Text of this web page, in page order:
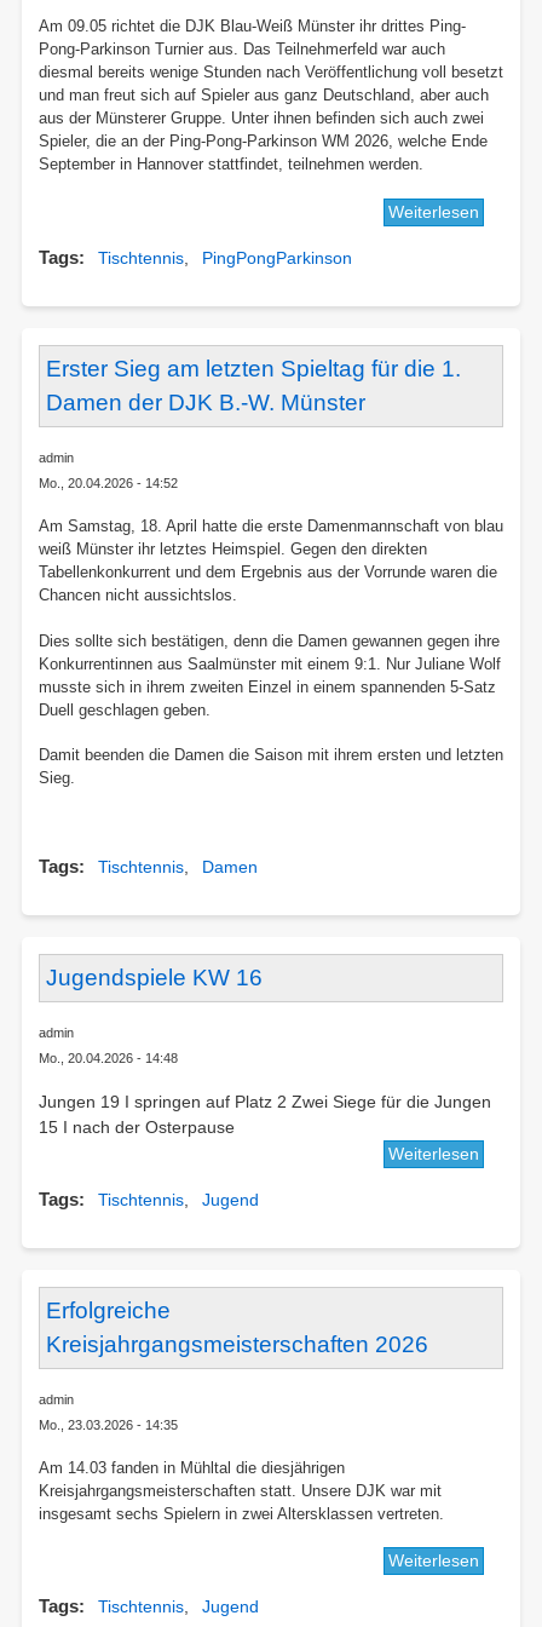
Am 09.05 richtet die DJK Blau-Weiß Münster ihr drittes Ping-
Pong-Parkinson Turnier aus. Das Teilnehmerfeld war auch
diesmal bereits wenige Stunden nach Veröffentlichung voll besetzt
und man freut sich auf Spieler aus ganz Deutschland, aber auch
aus der Münsterer Gruppe. Unter ihnen befinden sich auch zwei
Spieler, die an der Ping-Pong-Parkinson WM 2026, welche Ende
September in Hannover stattfindet, teilnehmen werden.
Weiterlesen
Tags Tischtennis PingPongParkinson
Erster Sieg am letzten Spieltag für die 1.
Damen der DJK B.-W. Münster
admin
Mo., 20.04.2026 - 14:52
Am Samstag, 18. April hatte die erste Damenmannschaft von blau
weiß Münster ihr letztes Heimspiel. Gegen den direkten
Tabellenkonkurrent und dem Ergebnis aus der Vorrunde waren die
Chancen nicht aussichtslos.
Dies sollte sich bestätigen, denn die Damen gewannen gegen ihre
Konkurrentinnen aus Saalmünster mit einem 9:1. Nur Juliane Wolf
musste sich in ihrem zweiten Einzel in einem spannenden 5-Satz
Duell geschlagen geben.
Damit beenden die Damen die Saison mit ihrem ersten und letzten
Sieg.
Tags Tischtennis Damen
Jugendspiele KW 16
admin
Mo., 20.04.2026 - 14:48
Jungen 19 I springen auf Platz 2 Zwei Siege für die Jungen
15 I nach der Osterpause
Weiterlesen
Tags Tischtennis Jugend
Erfolgreiche
Kreisjahrgangsmeisterschaften 2026
admin
Mo., 23.03.2026 - 14:35
Am 14.03 fanden in Mühltal die diesjährigen
Kreisjahrgangsmeisterschaften statt. Unsere DJK war mit
insgesamt sechs Spielern in zwei Altersklassen vertreten.
Weiterlesen
Tags Tischtennis Jugend